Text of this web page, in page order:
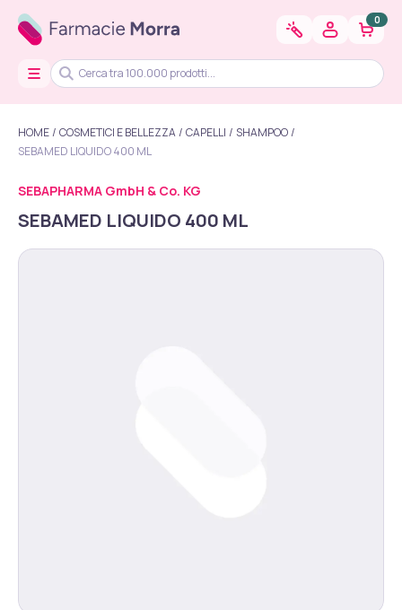
0
HOME COSMETICI E BELLEZZA CAPELLI
SHAMPOO
SEBAMED LIQUIDO 400 ML
SEBAPHARMA GmbH & Co. KG
SEBAMED LIQUIDO 400 ML